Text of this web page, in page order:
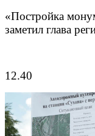
«Постройка
заметил глава
12.40